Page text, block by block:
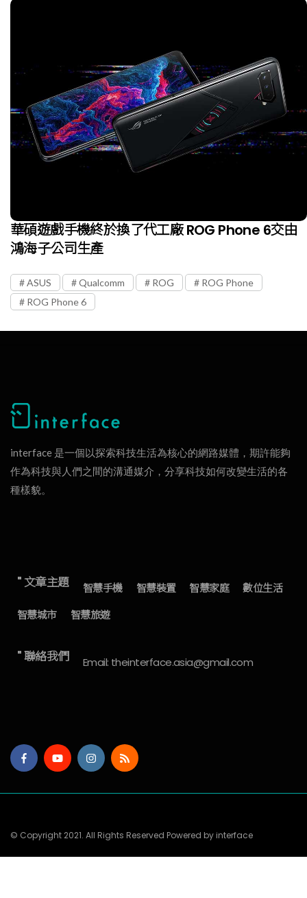
華碩遊戲手機終於換了代工廠 ROG Phone 6交由
鴻海子公司生產
ASUS Qualcomm ROG
ROG Phone
ROG Phone 6
interface 是一個以探索科技生活為核心的網路媒體，期許能夠
作為科技與人們之間的溝通媒介，分享科技如何改變生活的各
種樣貌。
" 文章主題 智慧手機 智慧裝置 智慧家庭
數位生活
智慧城市
智慧旅遊
" 聯絡我們 Email: theinterface.asia@gmail.com
© Copyright 2021. All Rights Reserved Powered by interface